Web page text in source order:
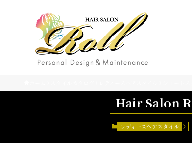
Hair Salon
レディースヘアスタイル